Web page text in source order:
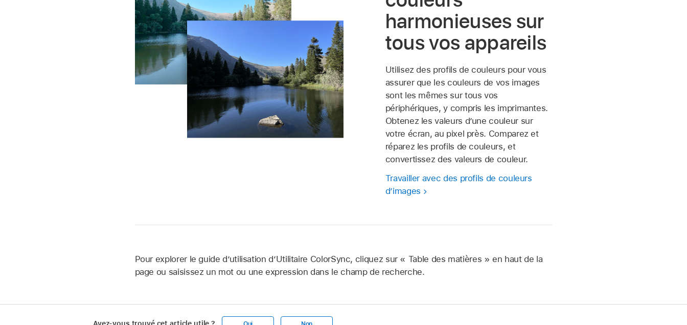
harmonieuses sur
tous vos appareils
Utilisez des profils de couleurs pour vous
assurer que les couleurs de vos images
sont les mêmes sur tous vos
périphériques, y compris les imprimantes.
Obtenez les valeurs d’une couleur sur
votre écran, au pixel près. Comparez et
réparez les profils de couleurs, et
convertissez des valeurs de couleur.
Travailler avec des profils de couleurs
d’images
Pour explorer le guide d’utilisation d’Utilitaire ColorSync, cliquez sur « Table des matières » en haut de la
page ou saisissez un mot ou une expression dans le champ de recherche.